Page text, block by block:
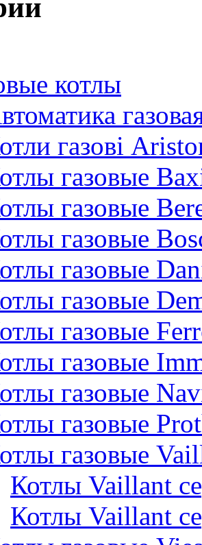
котлы
газові
газовые
газовые
газовые
газовые
газовые
газовые
газовые
газовые
газовые
газовые
Котлы Vaillant
Котлы Vaillant